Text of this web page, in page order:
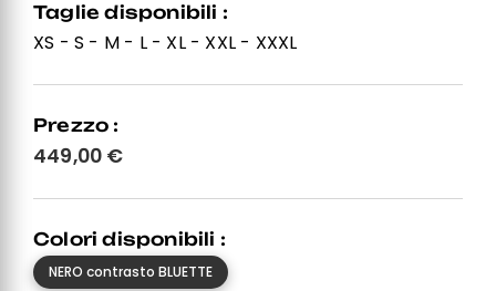
Taglie disponibili :
XS - S - M - L - XL - XXL - XXXL
Prezzo :
449,00 €
Colori disponibili :
NERO contrasto BLUETTE